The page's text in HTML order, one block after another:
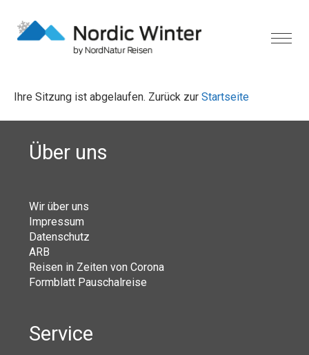
Ihre Sitzung ist abgelaufen. Zurück zur Startseite
Über uns
Wir über uns
Impressum
Datenschutz
ARB
Reisen in Zeiten von Corona
Formblatt Pauschalreise
Service